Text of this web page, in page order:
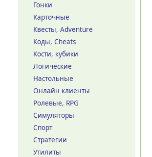
Гонки
Карточные
Квесты, Adventure
Коды, Cheats
Кости, кубики
Логические
Настольные
Онлайн клиенты
Ролевые, RPG
Симуляторы
Спорт
Стратегии
Утилиты